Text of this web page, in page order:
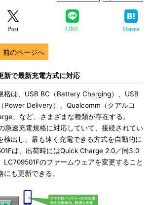
Post LINE Hatena
前のページへ
新で最新充電方式に対応
は、USB BC（Battery Charging）、USB
Power Delivery）、Qualcomm（クアルコ
」など、さまざまな種類が存在する。
急速充電規格に対応していて、接続されてい
検出し、最も速く充電できる方式を自動的に
は、出荷時にはQuick Charge 2.0／同3.0
LC709501Fのファームウェアを変更すること
も更新できる。